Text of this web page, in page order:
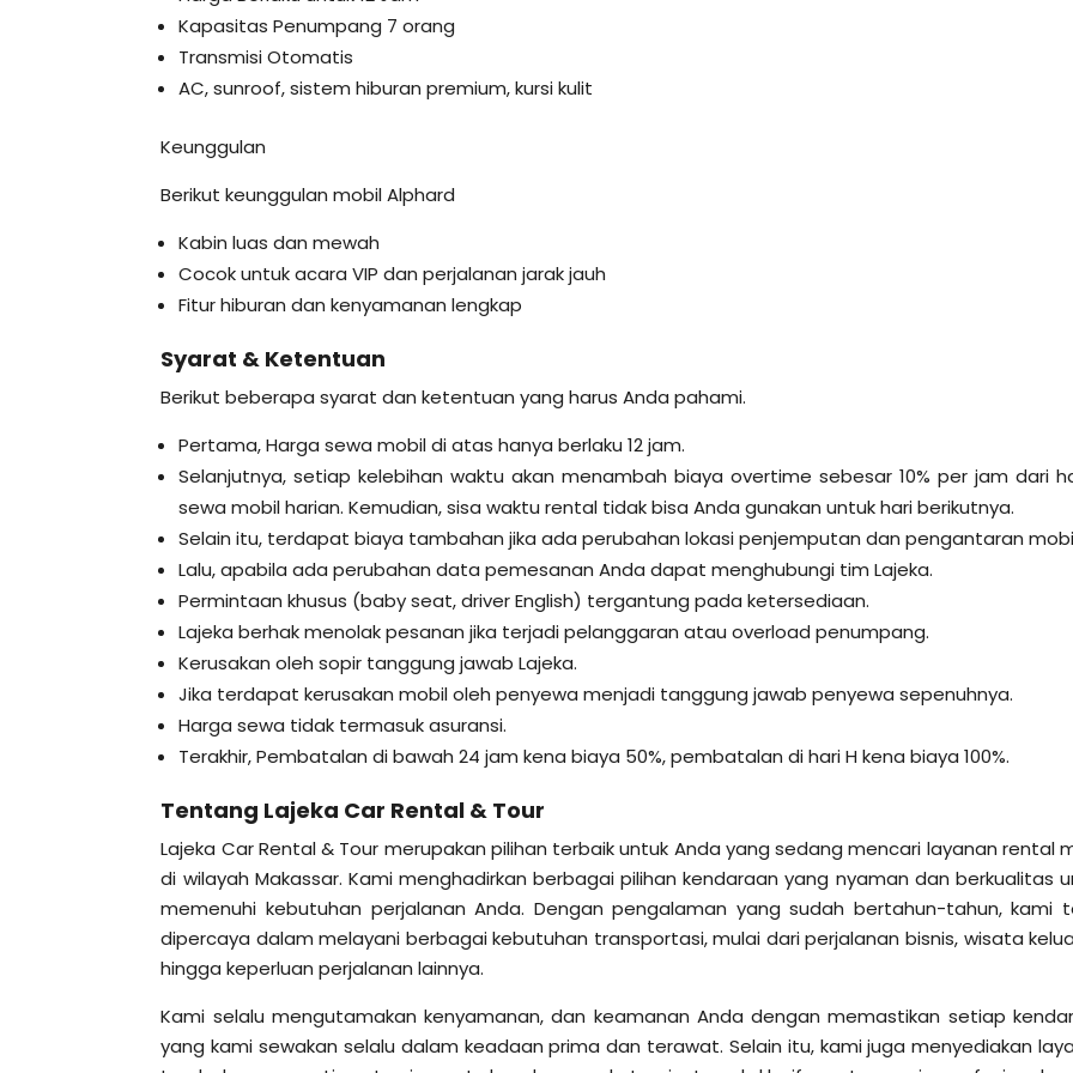
Kapasitas Penumpang 7 orang
Transmisi Otomatis
AC, sunroof, sistem hiburan premium, kursi kulit
Keunggulan
Berikut keunggulan mobil Alphard
Kabin luas dan mewah
Cocok untuk acara VIP dan perjalanan jarak jauh
Fitur hiburan dan kenyamanan lengkap
Syarat & Ketentuan
Berikut beberapa syarat dan ketentuan yang harus Anda pahami.
Pertama, Harga sewa mobil di atas hanya berlaku 12 jam.
Selanjutnya, setiap kelebihan waktu akan menambah biaya overtime sebesar 10% per jam dari
sewa mobil harian. Kemudian, sisa waktu rental tidak bisa Anda gunakan untuk hari berikutnya.
Selain itu, terdapat biaya tambahan jika ada perubahan lokasi penjemputan dan pengantaran
Lalu, apabila ada perubahan data pemesanan Anda dapat menghubungi tim Lajeka.
Permintaan khusus (baby seat, driver English) tergantung pada ketersediaan.
Lajeka berhak menolak pesanan jika terjadi pelanggaran atau overload penumpang.
Kerusakan oleh sopir tanggung jawab Lajeka.
Jika terdapat kerusakan mobil oleh penyewa menjadi tanggung jawab penyewa sepenuhnya.
Harga sewa tidak termasuk asuransi.
Terakhir, Pembatalan di bawah 24 jam kena biaya 50%, pembatalan di hari H kena biaya 100%.
Tentang Lajeka Car Rental & Tour
Lajeka Car Rental & Tour merupakan pilihan terbaik untuk Anda yang sedang mencari layanan rental
di wilayah Makassar. Kami menghadirkan berbagai pilihan kendaraan yang nyaman dan berkualitas
memenuhi kebutuhan perjalanan Anda. Dengan pengalaman yang sudah bertahun-tahun, kami
dipercaya dalam melayani berbagai kebutuhan transportasi, mulai dari perjalanan bisnis, wisata
hingga keperluan perjalanan lainnya.
Kami selalu mengutamakan kenyamanan, dan keamanan Anda dengan memastikan setiap
yang kami sewakan selalu dalam keadaan prima dan terawat. Selain itu, kami juga menyediakan